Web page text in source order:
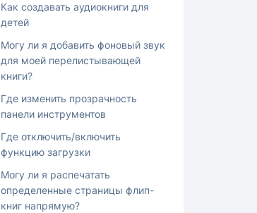
Как создавать аудиокниги для
детей
Могу ли я добавить фоновый звук
для моей перелистывающей
книги?
Где изменить прозрачность
панели инструментов
Где отключить/включить
функцию загрузки
Могу ли я распечатать
определенные страницы флип-
книг напрямую?